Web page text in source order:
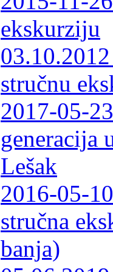
ekskurziju
stručnu
2017-05-
generacija
Lešak
2016-05-
stručna
banja)